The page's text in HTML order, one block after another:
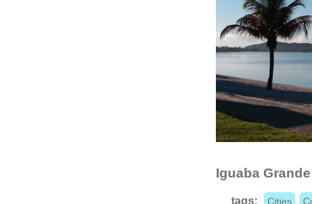
Iguaba Grande
tags: Cities